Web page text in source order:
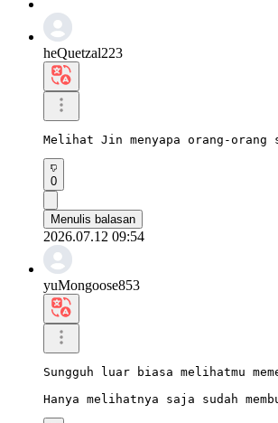
heQuetzal223
Melihat Jin menyapa orang-
0
Menulis balasan
2026.07.12 09:54
yuMongoose853
Sungguh luar biasa melihatmu
Hanya melihatnya saja sudah